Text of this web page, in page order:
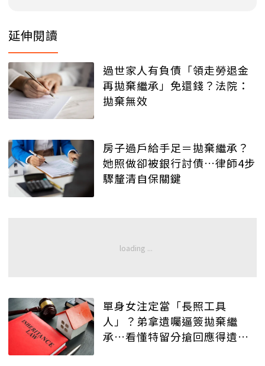
延伸閱讀
過世家人有負債「領走勞退金
再拋棄繼承」免還錢？法院：
拋棄無效
房子過戶給手足＝拋棄繼承？
她照做卻被銀行討債…律師4步
驟釐清自保關鍵
單身女注定當「長照工具
人」？弟拿遺囑逼簽拋棄繼
承…看懂特留分搶回應得遺